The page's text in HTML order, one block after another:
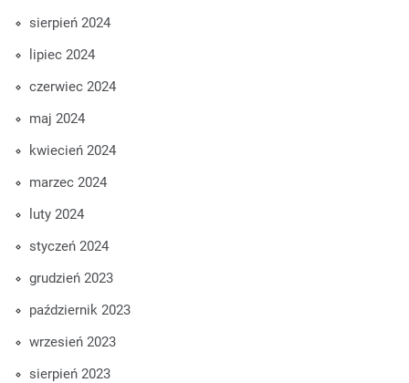
sierpień 2024
lipiec 2024
czerwiec 2024
maj 2024
kwiecień 2024
marzec 2024
luty 2024
styczeń 2024
grudzień 2023
październik 2023
wrzesień 2023
sierpień 2023